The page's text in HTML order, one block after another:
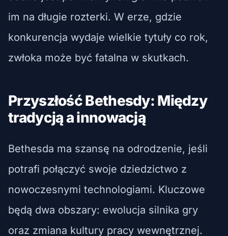
im na długie rozterki. W erze, gdzie
konkurencja wydaje wielkie tytuły co rok,
zwłoka może być fatalna w skutkach.
Przyszłość Bethesdy: Między
tradycją a innowacją
Bethesda ma szansę na odrodzenie, jeśli
potrafi połączyć swoje dziedzictwo z
nowoczesnymi technologiami. Kluczowe
będą dwa obszary: ewolucja silnika gry
oraz zmiana kultury pracy wewnętrznej.